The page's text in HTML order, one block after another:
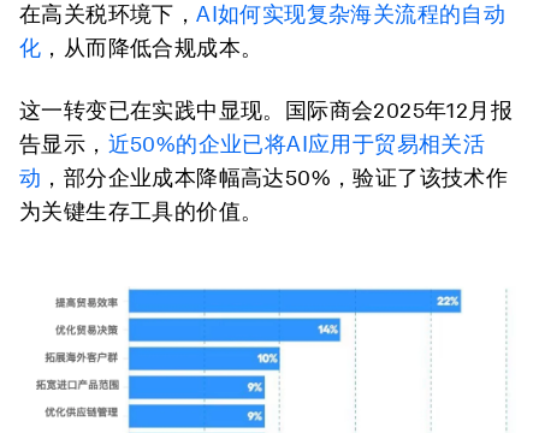
在高关税环境下，AI如何实现复杂海关流程的自动
化 ，从而降低合规成本。
这一转变已在实践中显现。国际商会2025年12月报
告显示， 近50%的企业已将AI应用于贸易相关活
动 ，部分企业成本降幅高达50%，验证了该技术作
为关键生存工具的价值。